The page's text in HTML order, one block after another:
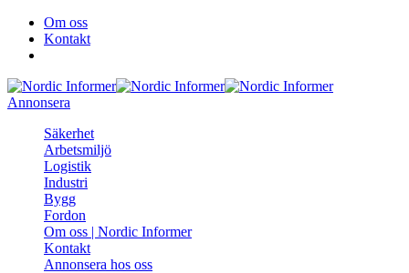
Om oss
Kontakt
Annonsera
Säkerhet
Arbetsmiljö
Logistik
Industri
Bygg
Fordon
Om oss | Nordic Informer
Kontakt
Annonsera hos oss